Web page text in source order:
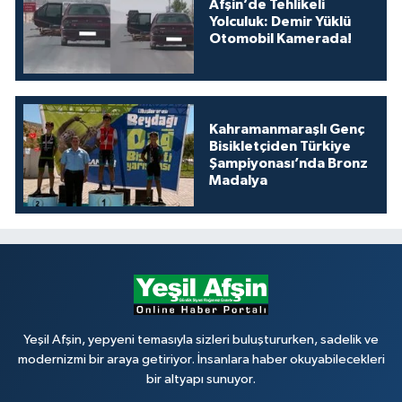
Afşin’de Tehlikeli
Yolculuk: Demir Yüklü
Otomobil Kamerada!
Kahramanmaraşlı Genç
Bisikletçiden Türkiye
Şampiyonası’nda Bronz
Madalya
Yeşil Afşin, yepyeni temasıyla sizleri buluştururken, sadelik ve
modernizmi bir araya getiriyor. İnsanlara haber okuyabilecekleri
bir altyapı sunuyor.